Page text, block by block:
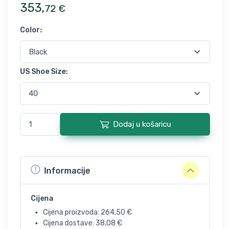
353,72 €
Color:
US Shoe Size:
Dodaj u košaricu
Informacije
Cijena
Cijena proizvoda: 264,50 €
Cijena dostave: 38,08 €